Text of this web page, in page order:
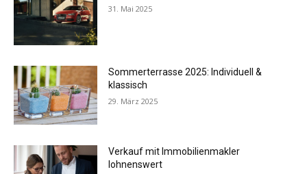
31. Mai 2025
Sommerterrasse 2025: Individuell &
klassisch
29. März 2025
Verkauf mit Immobilienmakler
lohnenswert